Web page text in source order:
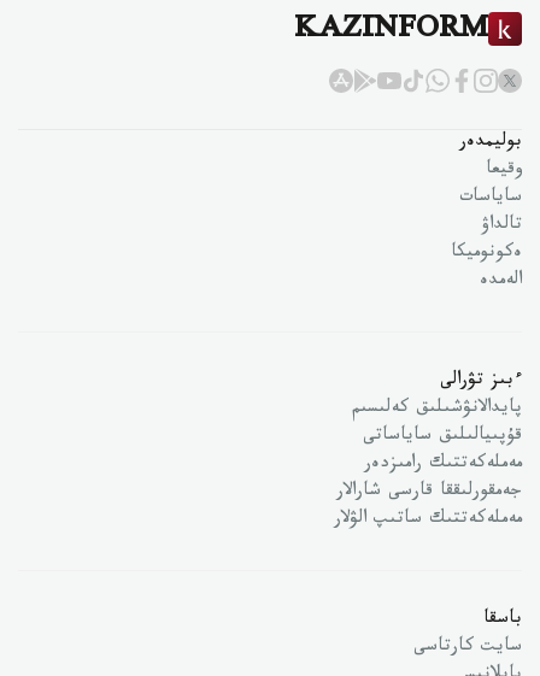
KAZINFORM
بوليمدەر
وقيعا
ساياسات
تالداۋ
ەكونوميكا
الەمدە
ءبىز تۋرالى
پايدالانۋشىلىق كەلىسىم
قۇپىيالىلىق ساياساتى
مەملەكەتتىك رامىزدەر
جەمقورلىققا قارسى شارالار
مەملەكەتتىك ساتىپ الۋلار
باسقا
سايت كارتاسى